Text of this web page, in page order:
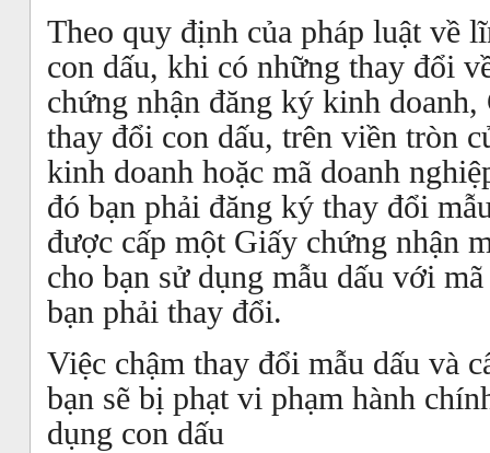
Theo quy định của pháp luật về
con dấu, khi có những thay đổi
chứng nhận đăng ký kinh
thay đổi con dấu, trên viền tròn
kinh doanh hoặc mã doanh
đó bạn phải đăng ký thay đổi
được cấp một Giấy chứng nhận
cho bạn sử dụng mẫu dấu với
bạn phải thay đổi.
Việc chậm thay đổi mẫu dấu và
bạn sẽ bị phạt vi phạm hành
dụng con dấu